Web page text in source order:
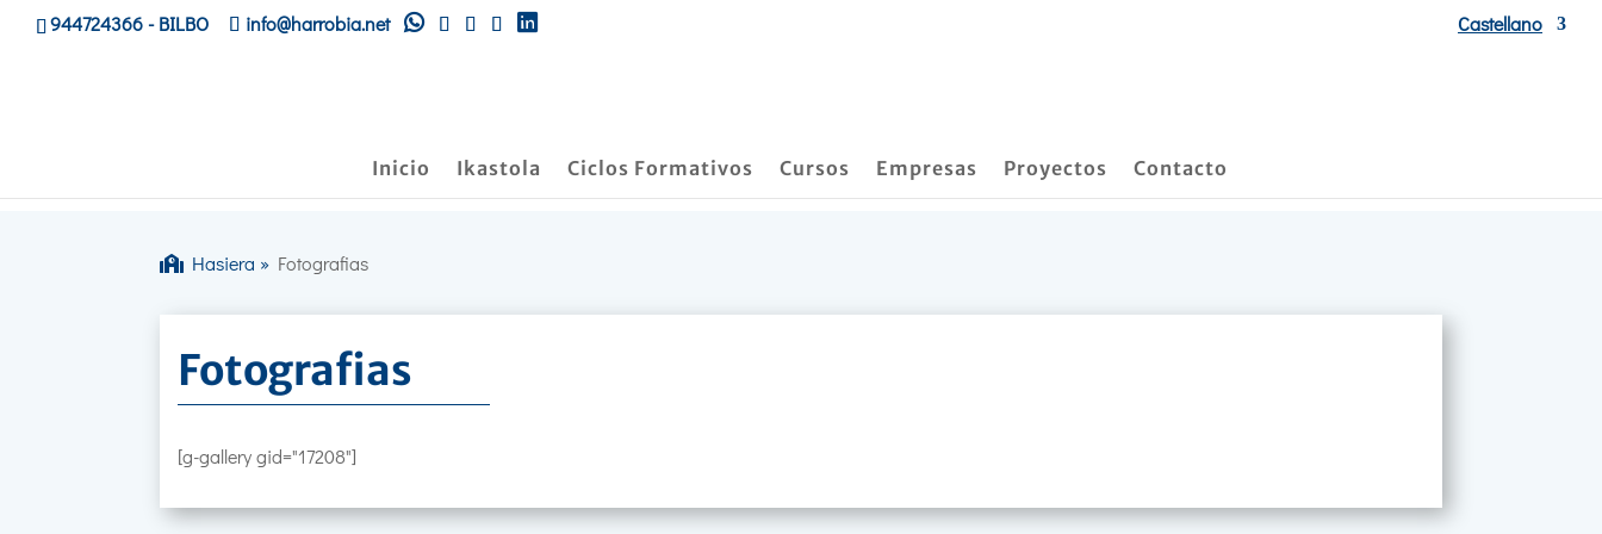
944724366- BILBO info@harrobia.net Castellano
Inicio Ikastola Ciclos Formativos Cursos Empresas Proyectos Contacto
Hasiera » Fotografias
Fotografias
[g-gallery gid="17208"]